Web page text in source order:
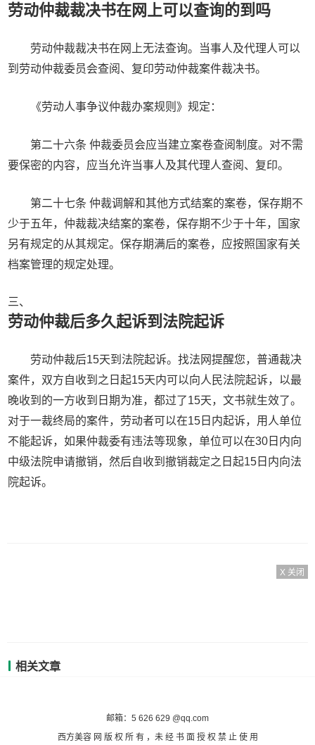
劳动仲裁裁决书在网上可以查询的到吗
劳动仲裁裁决书在网上无法查询。当事人及代理人可以
到劳动仲裁委员会查阅、复印劳动仲裁案件裁决书。
《劳动人事争议仲裁办案规则》规定：
第二十六条 仲裁委员会应当建立案卷查阅制度。对不需
要保密的内容，应当允许当事人及其代理人查阅、复印。
第二十七条 仲裁调解和其他方式结案的案卷，保存期不
少于五年，仲裁裁决结案的案卷，保存期不少于十年，国家
另有规定的从其规定。保存期满后的案卷，应按照国家有关
档案管理的规定处理。
三、
劳动仲裁后多久起诉到法院起诉
劳动仲裁后15天到法院起诉。找法网提醒您，普通裁决
案件，双方自收到之日起15天内可以向人民法院起诉，以最
晚收到的一方收到日期为准，都过了15天，文书就生效了。
对于一裁终局的案件，劳动者可以在15日内起诉，用人单位
不能起诉，如果仲裁委有违法等现象，单位可以在30日内向
中级法院申请撤销，然后自收到撤销裁定之日起15日内向法
院起诉。
X 关闭
相关文章
邮箱：5 626 629 @qq.com
西方美容 网 版 权 所 有 ，未 经 书 面 授 权 禁 止 使 用